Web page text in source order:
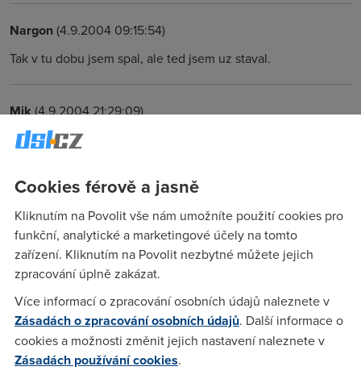
Nargon(4.9.2004 09:15:54)
Tak v tu dobu jsem spal, ale ted jsem uz staval.
Mik(4.9.2004 21:29:09)
Jenom jem byl zvědaví kolik přispěvatelů na tohle forum
Nargon(5.9.2004 00:05:45)
nahodou dost casto tu jsem do 4 rano, ale uz nemam kam
prispivat, od pulnoci se to tu skoro nehejbe
Nargon(5.9.2004 02:17:47)
Tak dneska si jdu lehnout ted :) a zas tu zadnej novej
prispevek neni.
Cookies férově a jasně
Kliknutím na Povolit vše nám umožníte použití cookies pro
funkční, analytické a marketingové účely na tomto
zařízení. Kliknutím na Povolit nezbytné můžete jejich
zpracování úplně zakázat.
Více informací o zpracování osobních údajů naleznete v
Zásadách o zpracování osobních údajů. Další informace o
cookies a možnosti změnit jejich nastavení naleznete v
Zásadách používání cookies.